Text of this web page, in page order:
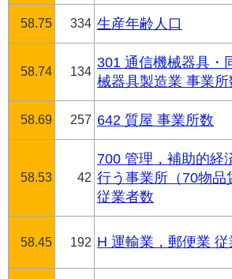
58.75 334 生産年齢人口
58.74 134
301 通信機械器具・
械器具製造業 事業所
58.69 257 642 質屋 事業所数
58.53 42
700 管理，補助的経
行う事業所（70物品
従業者数
58.45 192 H 運輸業，郵便業 従